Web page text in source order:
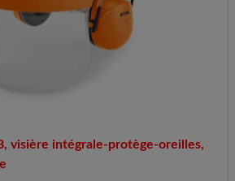
visière intégrale-protège-oreilles,